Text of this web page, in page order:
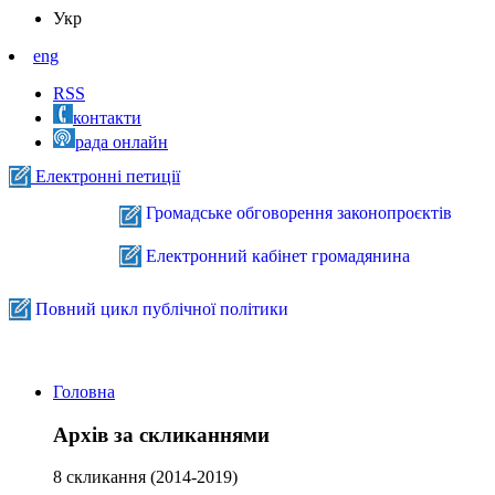
Укр
eng
RSS
контакти
рада онлайн
Електронні петиції
Громадське обговорення законопроєктів
Електронний кабінет громадянина
Повний цикл публічної політики
Головна
Архів за скликаннями
8 скликання (2014-2019)